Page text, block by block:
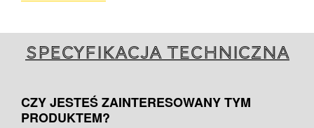
Specyfikacja techniczna
CZY JESTEŚ ZAINTERESOWANY TYM
PRODUKTEM?